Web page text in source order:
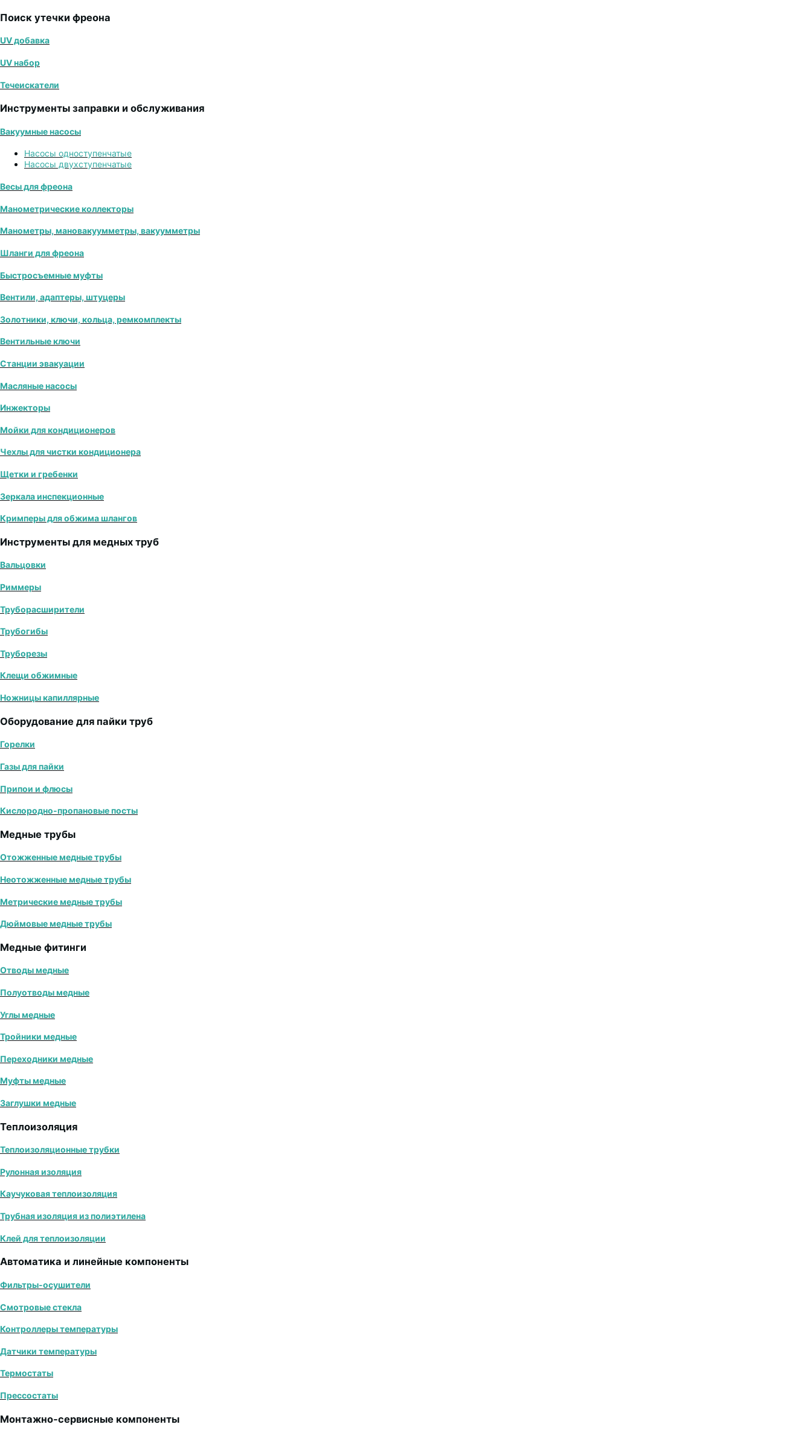
Поиск утечки фреона
UV добавка
UV набор
Течеискатели
Инструменты заправки и обслуживания
Вакуумные насосы
Насосы одноступенчатые
Насосы двухступенчатые
Весы для фреона
Манометрические коллекторы
Манометры, мановакуумметры, вакуумметры
Шланги для фреона
Быстросъемные муфты
Вентили, адаптеры, штуцеры
Золотники, ключи, кольца, ремкомплекты
Вентильные ключи
Станции эвакуации
Масляные насосы
Инжекторы
Мойки для кондиционеров
Чехлы для чистки кондиционера
Щетки и гребенки
Зеркала инспекционные
Кримперы для обжима шлангов
Инструменты для медных труб
Вальцовки
Риммеры
Труборасширители
Трубогибы
Труборезы
Клещи обжимные
Ножницы капиллярные
Оборудование для пайки труб
Горелки
Газы для пайки
Припои и флюсы
Кислородно-пропановые посты
Медные трубы
Отожженные медные трубы
Неотожженные медные трубы
Метрические медные трубы
Дюймовые медные трубы
Медные фитинги
Отводы медные
Полуотводы медные
Углы медные
Тройники медные
Переходники медные
Муфты медные
Заглушки медные
Теплоизоляция
Теплоизоляционные трубки
Рулонная изоляция
Каучуковая теплоизоляция
Трубная изоляция из полиэтилена
Клей для теплоизоляции
Автоматика и линейные компоненты
Фильтры-осушители
Смотровые стекла
Контроллеры температуры
Датчики температуры
Термостаты
Прессостаты
Монтажно‑сервисные компоненты